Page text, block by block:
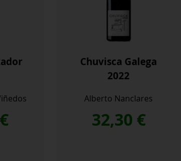
€
Chuvisca Galega
2022
Alberto Nanclares
32,30 €